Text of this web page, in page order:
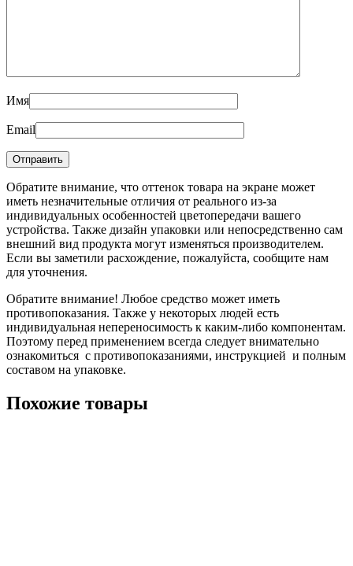
Имя
Email
Обратите внимание, что оттенок товара на экране может
иметь незначительные отличия от реального из-за
индивидуальных особенностей цветопередачи вашего
устройства. Также дизайн упаковки или непосредственно сам
внешний вид продукта могут изменяться производителем.
Если вы заметили расхождение, пожалуйста, сообщите нам
для уточнения.
Обратите внимание! Любое средство может иметь
противопоказания. Также у некоторых людей есть
индивидуальная непереносимость к каким-либо компонентам.
Поэтому перед применением всегда следует внимательно
ознакомиться с противопоказаниями, инструкцией и полным
составом на упаковке.
Похожие товары